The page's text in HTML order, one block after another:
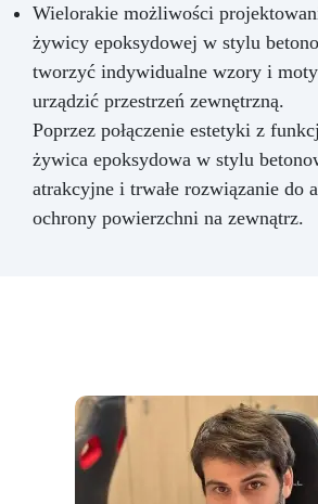
Wielorakie możliwości
żywicy epoksydowej w stylu
tworzyć indywidualne wzory i
urządzić przestrzeń zewnętrzną.
Poprzez połączenie estetyki z
żywica epoksydowa w stylu
atrakcyjne i trwałe rozwiązanie do
ochrony powierzchni na zewnątrz.